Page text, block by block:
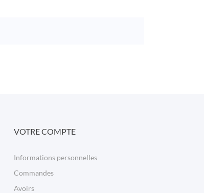
VOTRE COMPTE
Informations personnelles
Commandes
Avoirs